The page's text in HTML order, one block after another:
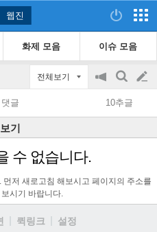
웹진
화제 모음 이슈 모음
전체보기
공
지
on/off
검
색
글
쓰
기
글 10추글
기
수 없습니다.
저 새로고침 해보시고 페이지의 주소를
시기 바랍니다.
퀵링크
설정